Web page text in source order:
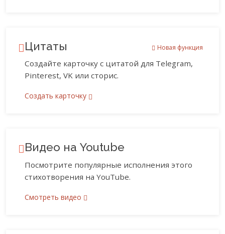
Цитаты Новая функция
Создайте карточку с цитатой для Telegram,
Pinterest, VK или сторис.
Создать карточку
Видео на Youtube
Посмотрите популярные исполнения этого
стихотворения на YouTube.
Смотреть видео